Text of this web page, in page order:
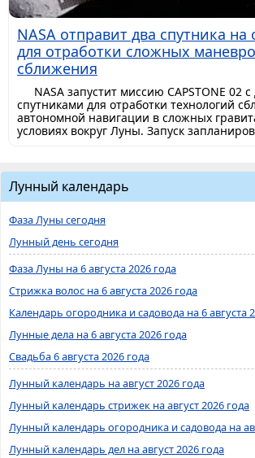
NASA отправит два спутника
для отработки сложных
сближения
NASA запустит миссию CAPSTONE 02
спутниками для отработки технологий
автономной навигации в сложных
условиях вокруг Луны. Запуск
Лунный календарь
Фаза Луны сегодня
Лунный день сегодня
Фаза Луны на 6 августа 2026 года
Стрижка волос на 6 августа 2026 года
Календарь огородника и садовода на 6 августа
Лунные дела на 6 августа 2026 года
Свадьба 6 августа 2026 года
Лунный календарь на август 2026 года
Лунный календарь стрижек на август 2026 года
Лунный календарь огородника и садовода на
Лунный календарь дел на август 2026 года